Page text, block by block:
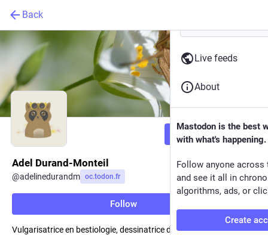
Back
Follow
Adel Durand-Monteil
@adelinedurandm oc.todon.fr
Follow
Vulgarisatrice en bestiologie, dessinatrice d'araignées et
Live feeds
About
Mastodon is the best
with what's happening.
Follow anyone across
and see it all in
algorithms, ads, or
Create